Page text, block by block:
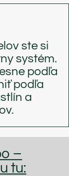
ste si
systém.
podľa
podľa
a
–
tu: